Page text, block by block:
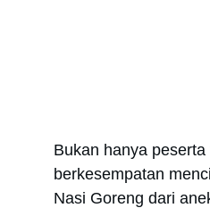
Bukan hanya peserta
berkesempatan
Nasi Goreng dari